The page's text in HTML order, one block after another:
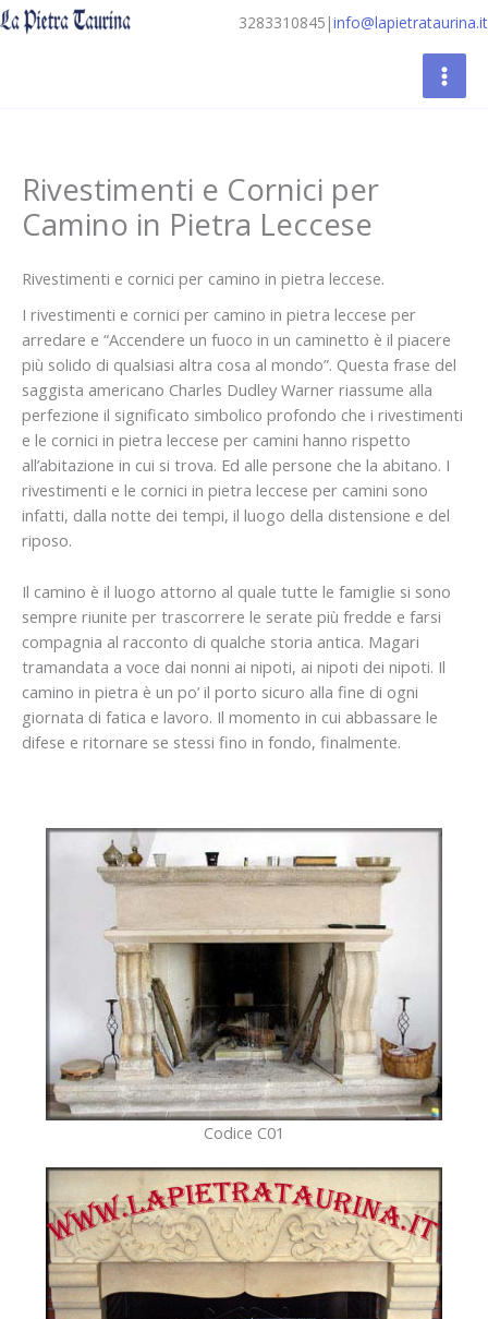
Vai
al
3283310845 |info@lapietrataurina.it
Rivestimenti e Cornici per
Camino in Pietra Leccese
Rivestimenti e cornici per camino in pietra leccese.
I rivestimenti e cornici per camino in pietra leccese per
arredare e “Accendere un fuoco in un caminetto è il piacere
più solido di qualsiasi altra cosa al mondo”. Questa frase del
saggista americano Charles Dudley Warner riassume alla
perfezione il significato simbolico profondo che i rivestimenti
e le cornici in pietra leccese per camini hanno rispetto
all’abitazione in cui si trova. Ed alle persone che la abitano. I
rivestimenti e le cornici in pietra leccese per camini sono
infatti, dalla notte dei tempi, il luogo della distensione e del
riposo.
Il camino è il luogo attorno al quale tutte le famiglie si sono
sempre riunite per trascorrere le serate più fredde e farsi
compagnia al racconto di qualche storia antica. Magari
tramandata a voce dai nonni ai nipoti, ai nipoti dei nipoti. Il
camino in pietra è un po’ il porto sicuro alla fine di ogni
giornata di fatica e lavoro. Il momento in cui abbassare le
difese e ritornare se stessi fino in fondo, finalmente.
Codice C01